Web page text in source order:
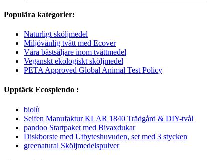
Populära kategorier:
Naturligt sköljmedel
Miljövänlig tvätt med Ecover
Våra bästsäljare inom tvättmedel
Veganskt ekologiskt sköljmedel
PETA Approved Global Animal Test Policy
Upptäck Ecosplendo :
biolù
Seifen Manufaktur KLAR 1840 Trädgård & DIY-tvål
pandoo Startpaket med Bivaxdukar
Diskborste med Utbyteshuvuden, set med 3 stycken
greenatural Sköljmedelspulver